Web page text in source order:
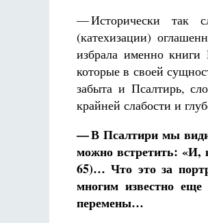
— Исторически так
(катехизации)
избрала именно
которые в своей
забыта и Псалтирь,
крайней слабости и
— В Псалтири мы
можно встретить: «И,
65)… Что это за
многим известно
перемены…